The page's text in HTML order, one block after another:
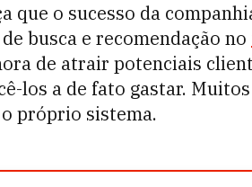
que o sucesso da
busca e recomendação no
de atrair potenciais
los a de fato gastar.
próprio sistema.